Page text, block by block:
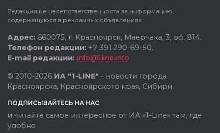
Редакция не несет ответственности за информацию,
содержащуюся в рекламных объявлениях.
Адрес: 660075, г. Красноярск, Маерчака, 3, оф. 814.
Телефон редакции: +7 391 290-69-50.
E-mail редакции: info@1line.info
© 2010-2026 ИА "1-LINE" - новости города
Красноярска, Красноярского края, Сибири.
ПОДПИСЫВАЙТЕСЬ НА НАС
и читайте самое интересное от ИА «1-Line» там, где
удобно